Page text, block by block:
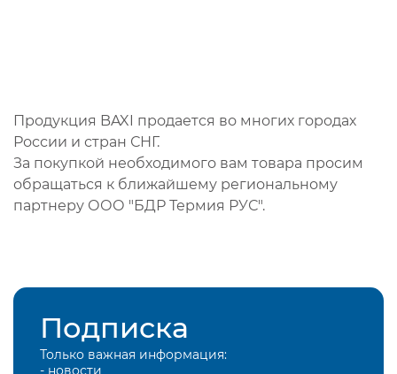
Продукция BAXI продается во многих городах
России и стран СНГ.
За покупкой необходимого вам товара просим
обращаться к ближайшему региональному
партнеру ООО "БДР Термия РУС".
Подписка
Только важная информация:
- новости